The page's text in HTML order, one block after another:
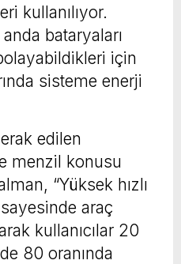
kullanılıyor.
bataryaları
için
sisteme enerji
edilen
menzil konusu
“Yüksek hızlı
araç
kullanıcılar 20
80 oranında